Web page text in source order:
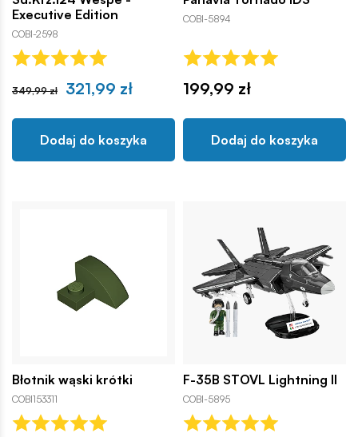
Executive Edition
COBI-2598
349,99 zł 321,99 zł
Dodaj do koszyka
COBI-5894
199,99 zł
Dodaj do koszyka
Błotnik wąski krótki
COBI153311
F-35B STOVL Lightning II
COBI-5895